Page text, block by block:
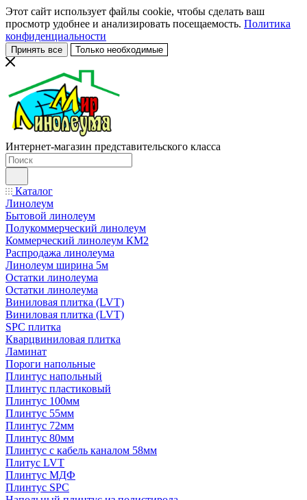
Этот сайт использует файлы cookie, чтобы сделать ваш
просмотр удобнее и анализировать посещаемость. Политика
конфиденциальности
Принять все Только необходимые
Интернет-магазин представительского класса
Каталог
Линолеум
Бытовой линолеум
Полукоммерческий линолеум
Коммерческий линолеум КМ2
Распродажа линолеума
Линолеум ширина 5м
Остатки линолеума
Остатки линолеума
Виниловая плитка (LVT)
Виниловая плитка (LVT)
SPC плитка
Кварцвиниловая плитка
Ламинат
Пороги напольные
Плинтус напольный
Плинтус пластиковый
Плинтус 100мм
Плинтус 55мм
Плинтус 72мм
Плинтус 80мм
Плинтус с кабель каналом 58мм
Плитус LVT
Плинтус МДФ
Плинтус SPC